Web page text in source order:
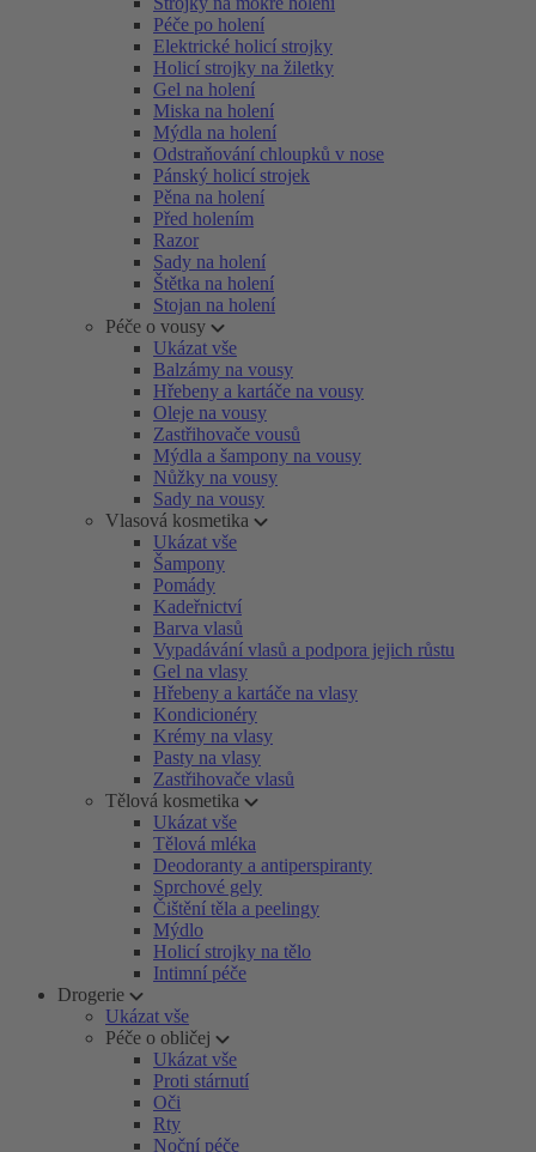
Péče po holení
Elektrické holicí strojky
Holicí strojky na žiletky
Gel na holení
Miska na holení
Mýdla na holení
Odstraňování chloupků v nose
Pánský holicí strojek
Pěna na holení
Před holením
Razor
Sady na holení
Štětka na holení
Stojan na holení
Péče o vousy
Ukázat vše
Balzámy na vousy
Hřebeny a kartáče na vousy
Oleje na vousy
Zastřihovače vousů
Mýdla a šampony na vousy
Nůžky na vousy
Sady na vousy
Vlasová kosmetika
Ukázat vše
Šampony
Pomády
Kadeřnictví
Barva vlasů
Vypadávání vlasů a podpora jejich růstu
Gel na vlasy
Hřebeny a kartáče na vlasy
Kondicionéry
Krémy na vlasy
Pasty na vlasy
Zastřihovače vlasů
Tělová kosmetika
Ukázat vše
Tělová mléka
Deodoranty a antiperspiranty
Sprchové gely
Čištění těla a peelingy
Mýdlo
Holicí strojky na tělo
Intimní péče
Drogerie
Ukázat vše
Péče o obličej
Ukázat vše
Proti stárnutí
Oči
Rty
Noční péče